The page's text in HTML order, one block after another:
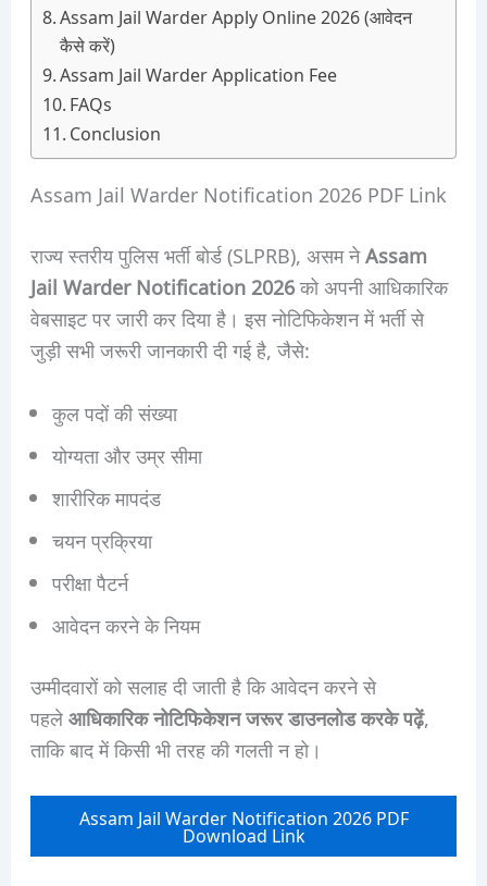
Assam Jail Warder Apply Online 2026 (आवेदन
कैसे करें)
Assam Jail Warder Application Fee
FAQs
Conclusion
Assam Jail Warder Notification 2026 PDF Link
राज्य स्तरीय पुलिस भर्ती बोर्ड (SLPRB), असम नेAssam
Jail Warder Notification 2026को अपनी आधिकारिक
वेबसाइट पर जारी कर दिया है। इस नोटिफिकेशन में भर्ती से
जुड़ी सभी जरूरी जानकारी दी गई है, जैसे:
कुल पदों की संख्या
योग्यता और उम्र सीमा
शारीरिक मापदंड
चयन प्रक्रिया
परीक्षा पैटर्न
आवेदन करने के नियम
उम्मीदवारों को सलाह दी जाती है कि आवेदन करने से
पहलेआधिकारिक नोटिफिकेशन जरूर डाउनलोड करके पढ़ें,
ताकि बाद में किसी भी तरह की गलती न हो।
Assam Jail Warder Notification 2026 PDF
Download Link